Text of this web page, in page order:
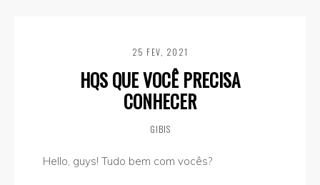
25 FEV, 2021
HQS QUE VOCÊ PRECISA
CONHECER
GIBIS
Hello, guys! Tudo bem com vocês?